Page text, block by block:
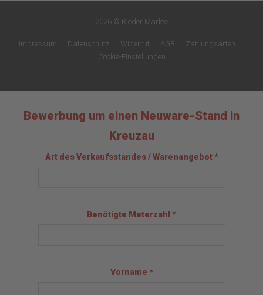
2026 © Rieder Märkte
Impressum Datenschutz Widerruf AGB
Zahlungsarten
Cookie-Einstellungen
Bewerbung um einen Neuware-Stand in
Kreuzau
Art des Verkaufsstandes / Warenangebot *
Benötigte Meterzahl *
Vorname *